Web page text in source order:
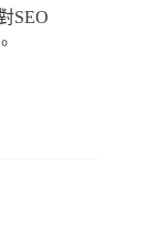
SEO